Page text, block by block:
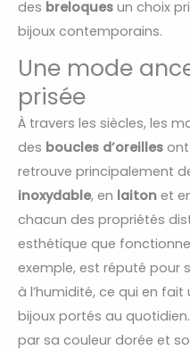
des breloques un choix
bijoux contemporains.
Une mode
prisée
À travers les siècles, les
des boucles d’oreilles ont
retrouve principalement
inoxydable, en laiton et
chacun des propriétés
esthétique que
exemple, est réputé pour
à l’humidité, ce qui en
bijoux portés au
par sa couleur dorée et